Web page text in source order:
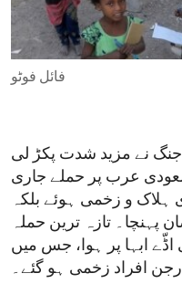
ENVIRONMENT AND
IDEALS AND
فائل فوٹو
نے مزید شدت پکڑ لی
عرب پر حملے جاری
و زخمی ہوئے بلکہ
پہنچا۔ تازہ ترین حملہ
ابہا پر ہوا، جس میں
افراد زخمی ہو گئے۔